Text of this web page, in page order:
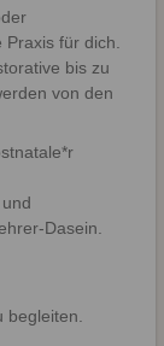
für dich.
bis zu
von den
Dasein.